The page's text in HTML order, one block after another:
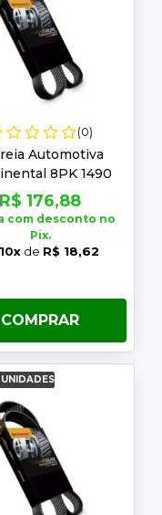
(0)
Automotiva
8PK 1490
R$ 176,88
com desconto no
Pix.
10x de R$ 18,62
COMPRAR